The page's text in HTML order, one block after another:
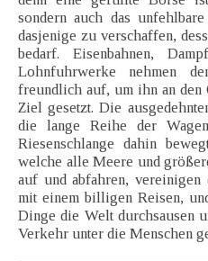
sondern auch das
dasjenige zu verschaffen,
bedarf. Eisenbahnen,
Lohnfuhrwerke nehmen
freundlich auf, um ihn an
Ziel gesetzt. Die
die lange Reihe der
Riesenschlange dahin
welche alle Meere und
auf und abfahren, vereinigen
mit einem billigen Reisen,
Dinge die Welt durchsausen
Verkehr unter die Menschen